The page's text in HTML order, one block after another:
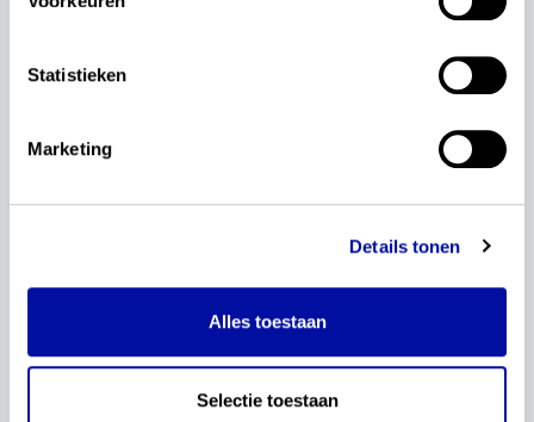
Statistieken
Marketing
Details tonen
Alles toestaan
Selectie toestaan
Greijdanus - Zwolle
Porteum Lyceum - Lelystad
Bentinckspark - Hoogeveen
Schooljaar 2025-2026